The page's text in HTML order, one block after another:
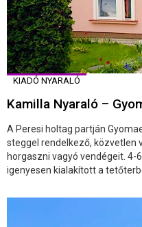
KIADÓ NYARALÓ
Kamilla Nyaraló –
A Peresi holtag partján
steggel rendelkező, közvetlen
horgaszni vagyó vendégeit.
igenyesen kialakított a tetőterbe